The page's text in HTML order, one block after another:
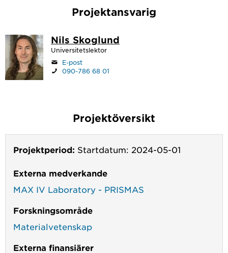
Projektansvarig
Nils Skoglund
Universitetslektor
E-post
090-786 68 01
Projektöversikt
Projektperiod: Startdatum: 2024-05-01
Externa medverkande
MAX IV Laboratory - PRISMAS
Forskningsområde
Materialvetenskap
Externa finansiärer